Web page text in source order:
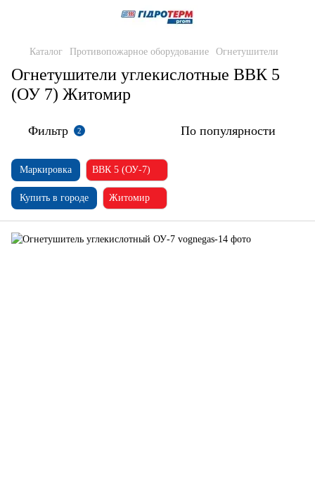
Каталог Противопожарное оборудование Огнетушители
Огнетушители углекислотные ВВК 5
(ОУ 7) Житомир
Фильтр 2 По популярности
Маркировка ВВК 5 (ОУ-7)
Купить в городе Житомир